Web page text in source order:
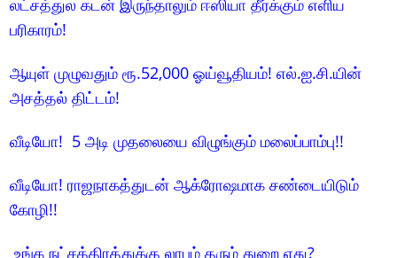
லட்சத்துல கடன் இருந்தாலும் ஈஸியா தீர்க்கும் எளிய
பரிகாரம்!
ஆயுள் முழுவதும் ரூ.52,000 ஓய்வூதியம்! எல்.ஐ.சி.யின்
அசத்தல் திட்டம்!
வீடியோ! 5 அடி முதலையை விழுங்கும் மலைப்பாம்பு!!
வீடியோ! ராஜநாகத்துடன் ஆக்ரோஷமாக சண்டையிடும்
கோழி!!
உங்க நட்சத்திரத்துக்கு லாபம் தரும் துறை எது?